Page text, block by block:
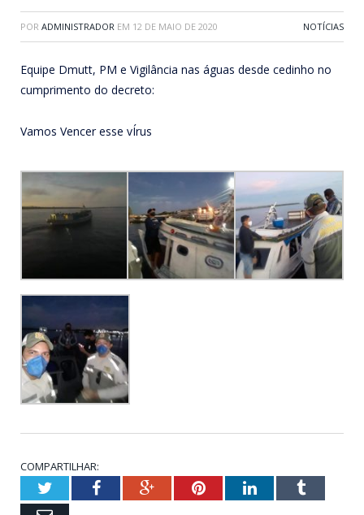
POR ADMINISTRADOR EM 12 DE MAIO DE 2020 NOTÍCIAS
Equipe Dmutt, PM e Vigilância nas águas desde cedinho no
cumprimento do decreto:
Vamos Vencer esse vÍrus
COMPARTILHAR:
TwitterFacebookGoogle+PinterestLinkedInTumblr